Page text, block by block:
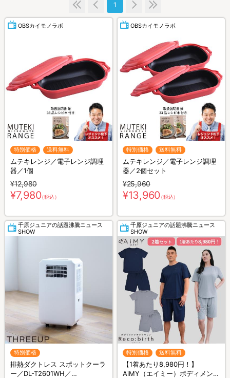
1
OBSカイモノラボ
特別価格 送料無料
ムテキレンジ／電子レンジ調理
器／1個
¥12,980
¥7,980（税込）
OBSカイモノラボ
特別価格 送料無料
ムテキレンジ／電子レンジ調理
器／2個セット
¥25,960
¥13,960（税込）
千原ジュニアの話題沸騰ニュース
SHOW
特別価格
排熱ダクトレス スポットクーラ
ー／DL-T2601WH／
千原ジュニアの話題沸騰ニュース
SHOW
特別価格 送料無料
【1着あたり8,980円！】
AiMY（エイミー）ボディメンテ